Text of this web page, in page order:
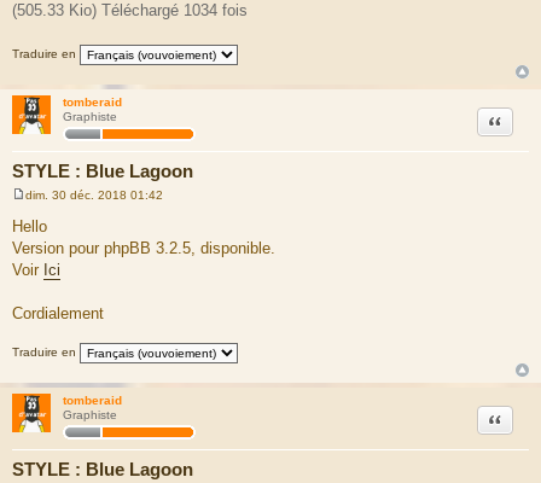
(505.33 Kio) Téléchargé 1034 fois
Traduire en
tomberaid
Graphiste
STYLE : Blue Lagoon
Citation
e
s
s
a
g
dim. 30 déc. 2018 01:42
Hello
Version pour phpBB 3.2.5, disponible.
Voir Ici
Cordialement
Traduire en
tomberaid
Graphiste
STYLE : Blue Lagoon
Citation